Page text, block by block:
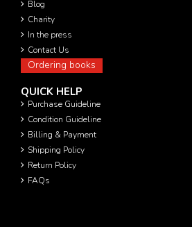
Blog
Charity
In the press
Contact Us
Ordering books
QUICK HELP
Purchase Guideline
Condition Guideline
Billing & Payment
Shipping Policy
Return Policy
FAQs